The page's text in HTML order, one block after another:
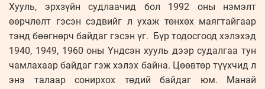
Хууль, эрхзүйн судлаачид бол 1992 оны нэмэлт
өөрчлөлт гэсэн сэдвийг л ухаж төнхөх маягтайгаар
тэнд бөөгнөрч байдаг гэсэн үг. Бүр тодосгоод хэлэхэд
1940, 1949, 1960 оны Үндсэн хууль дээр судалгаа тун
чамлахаар байдаг гэж хэлэх байна. Цөөвтөр түүхчид л
энэ талаар сонирхох төдий байдаг юм. Манай